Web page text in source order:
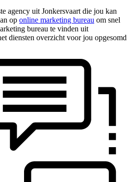
agency uit Jonkersvaart die jou kan
op online marketing bureau om snel
bureau te vinden uit
diensten overzicht voor jou opgesomd